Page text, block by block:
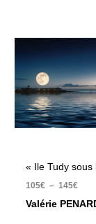
« Ile Tudy sous
105€ – 145€
Valérie